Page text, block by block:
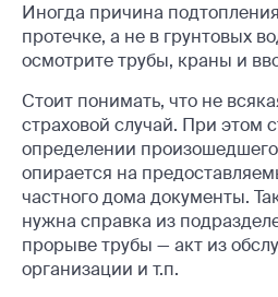
Иногда причина
протечке, а не в грунтовых
осмотрите трубы, краны и
Стоит понимать, что не
страховой случай. При этом
определении
опирается на
частного дома документы.
нужна справка из
прорыве трубы — акт из
организации и т.п.